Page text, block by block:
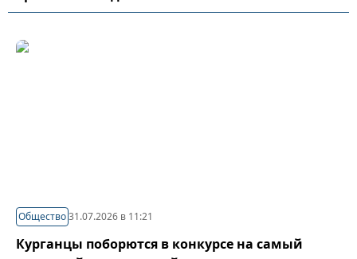
Общество31.07.2026 в 11:21
Курганцы поборются в конкурсе на самый